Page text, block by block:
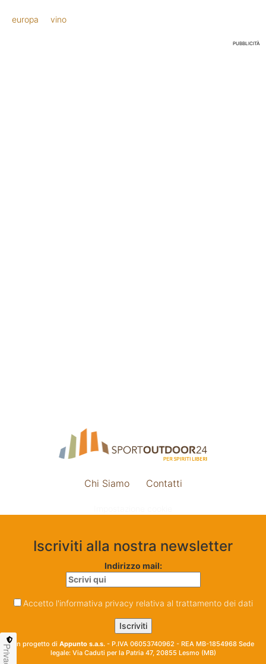
europa vino
PUBBLICITÀ
Chi Siamo Contatti
Iscriviti alla nostra newsletter
Indirizzo mail:
Accetto l'informativa privacy relativa al trattamento dei dati
Un progetto di Appunto s.a.s. - P.IVA 06053740962 - REA MB-1854968 Sede
legale: Via Caduti per la Patria 47, 20855 Lesmo (MB)
Privacy